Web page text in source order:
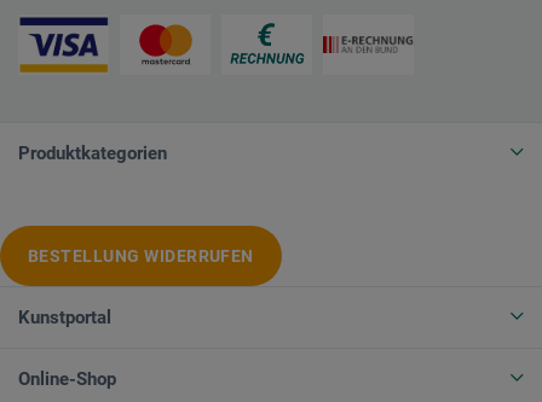
Produktkategorien
BESTELLUNG WIDERRUFEN
Kunstportal
Online-Shop